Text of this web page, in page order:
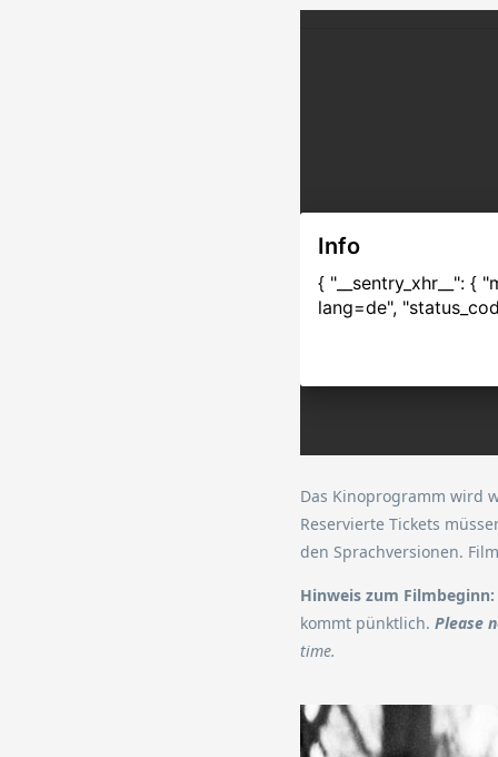
Das Kinoprogramm wird
Reservierte Tickets
den Sprachversionen.
Hinweis zum Filmbeginn:
kommt pünktlich. Please
time.